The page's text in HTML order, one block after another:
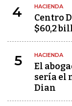
4 HACIENDA
Centro
$60,2
5 HACIENDA
El
sería el
Dian